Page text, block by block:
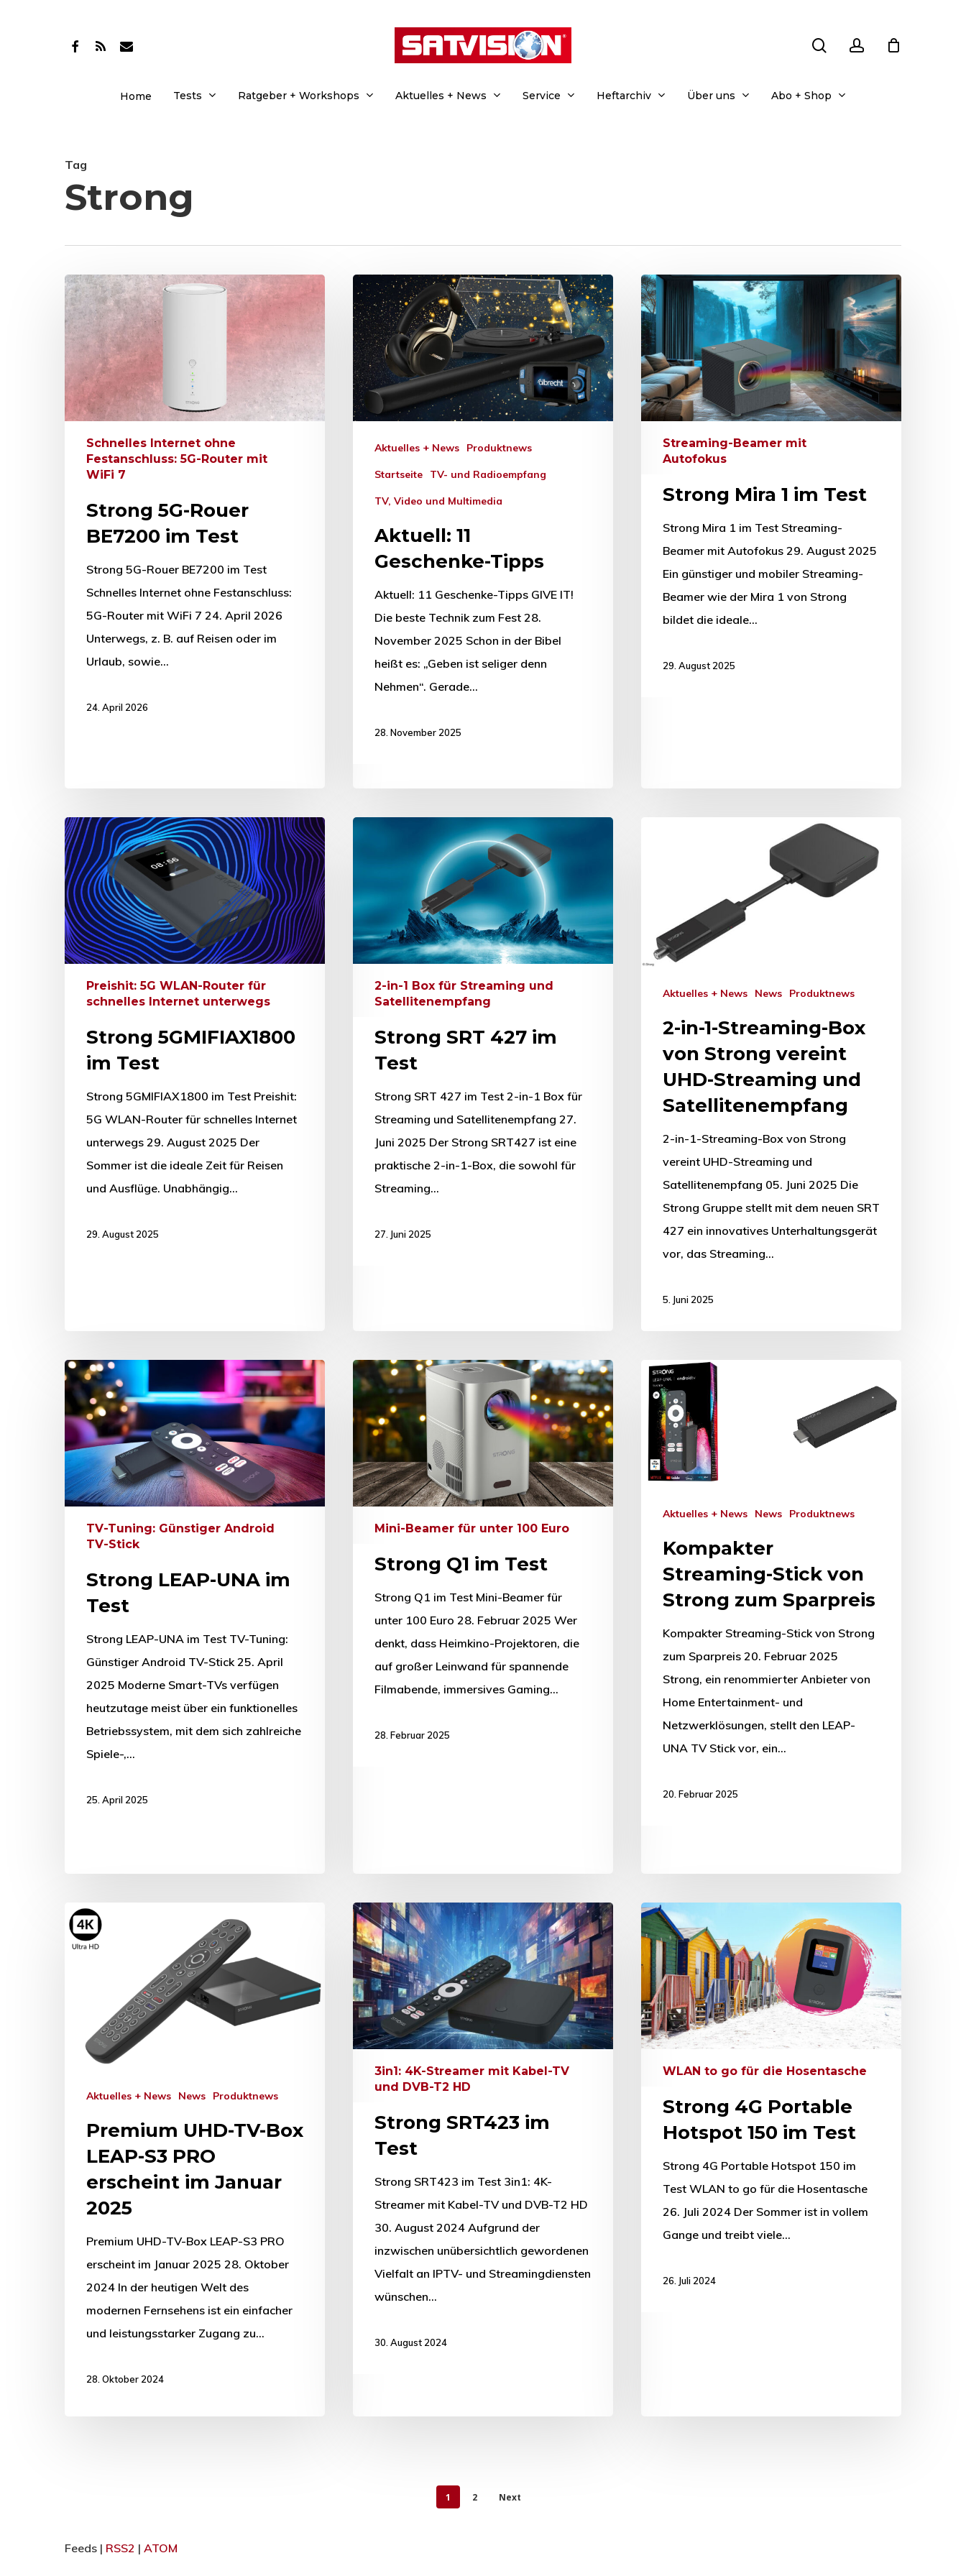
facebook
RSS email
Home Tests Ratgeber + Workshops Aktuelles + News Service Heftarchiv Über uns Abo + Shop
Tag
Strong
Schnelles Internet ohne
Festanschluss: 5G-Router mit
WiFi 7
Strong 5G-Rouer
BE7200 im Test
Strong 5G-Rouer BE7200 im Test
Schnelles Internet ohne Festanschluss:
5G-Router mit WiFi 7 24. April 2026
Unterwegs, z. B. auf Reisen oder im
Urlaub, sowie…
24. April 2026
Aktuelles + News Produktnews
Startseite TV- und Radioempfang
TV, Video und Multimedia
Aktuell: 11
Geschenke-Tipps
Aktuell: 11 Geschenke-Tipps GIVE IT!
Die beste Technik zum Fest 28.
November 2025 Schon in der Bibel
heißt es: „Geben ist seliger denn
Nehmen“. Gerade…
28. November 2025
Streaming-Beamer mit
Autofokus
Strong Mira 1 im Test
Strong Mira 1 im Test Streaming-
Beamer mit Autofokus 29. August 2025
Ein günstiger und mobiler Streaming-
Beamer wie der Mira 1 von Strong
bildet die ideale…
29. August 2025
Preishit: 5G WLAN-Router für
schnelles Internet unterwegs
Strong 5GMIFIAX1800
im Test
Strong 5GMIFIAX1800 im Test Preishit:
5G WLAN-Router für schnelles Internet
unterwegs 29. August 2025 Der
Sommer ist die ideale Zeit für Reisen
und Ausflüge. Unabhängig…
29. August 2025
2-in-1 Box für Streaming und
Satellitenempfang
Strong SRT 427 im
Test
Strong SRT 427 im Test 2-in-1 Box für
Streaming und Satellitenempfang 27.
Juni 2025 Der Strong SRT427 ist eine
praktische 2-in-1-Box, die sowohl für
Streaming…
27. Juni 2025
Aktuelles + News News Produktnews
2-in-1-Streaming-Box
von Strong vereint
UHD-Streaming und
Satellitenempfang
2-in-1-Streaming-Box von Strong
vereint UHD-Streaming und
Satellitenempfang 05. Juni 2025 Die
Strong Gruppe stellt mit dem neuen SRT
427 ein innovatives Unterhaltungsgerät
vor, das Streaming…
5. Juni 2025
TV-Tuning: Günstiger Android
TV-Stick
Strong LEAP-UNA im
Test
Strong LEAP-UNA im Test TV-Tuning:
Günstiger Android TV-Stick 25. April
2025 Moderne Smart-TVs verfügen
heutzutage meist über ein funktionelles
Betriebssystem, mit dem sich zahlreiche
Spiele-,…
25. April 2025
Mini-Beamer für unter 100 Euro
Strong Q1 im Test
Strong Q1 im Test Mini-Beamer für
unter 100 Euro 28. Februar 2025 Wer
denkt, dass Heimkino-Projektoren, die
auf großer Leinwand für spannende
Filmabende, immersives Gaming…
28. Februar 2025
Aktuelles + News News Produktnews
Kompakter
Streaming-Stick von
Strong zum Sparpreis
Kompakter Streaming-Stick von Strong
zum Sparpreis 20. Februar 2025
Strong, ein renommierter Anbieter von
Home Entertainment- und
Netzwerklösungen, stellt den LEAP-
UNA TV Stick vor, ein…
20. Februar 2025
Aktuelles + News News Produktnews
Premium UHD-TV-Box
LEAP-S3 PRO
erscheint im Januar
2025
Premium UHD-TV-Box LEAP-S3 PRO
erscheint im Januar 2025 28. Oktober
2024 In der heutigen Welt des
modernen Fernsehens ist ein einfacher
und leistungsstarker Zugang zu…
28. Oktober 2024
3in1: 4K-Streamer mit Kabel-TV
und DVB-T2 HD
Strong SRT423 im
Test
Strong SRT423 im Test 3in1: 4K-
Streamer mit Kabel-TV und DVB-T2 HD
30. August 2024 Aufgrund der
inzwischen unübersichtlich gewordenen
Vielfalt an IPTV- und Streamingdiensten
wünschen…
30. August 2024
WLAN to go für die Hosentasche
Strong 4G Portable
Hotspot 150 im Test
Strong 4G Portable Hotspot 150 im
Test WLAN to go für die Hosentasche
26. Juli 2024 Der Sommer ist in vollem
Gange und treibt viele…
26. Juli 2024
1 2 Next
Feeds | RSS2 | ATOM